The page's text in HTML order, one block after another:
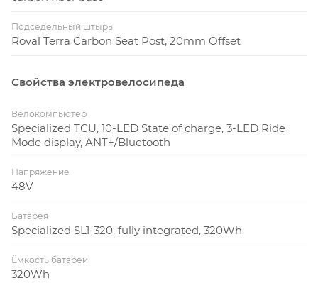
Подседельный штырь
Roval Terra Carbon Seat Post, 20mm Offset
Свойства электровелосипеда
Велокомпьютер
Specialized TCU, 10-LED State of charge, 3-LED Ride
Mode display, ANT+/Bluetooth
Напряжение
48V
Батарея
Specialized SL1-320, fully integrated, 320Wh
Ёмкость батареи
320Wh